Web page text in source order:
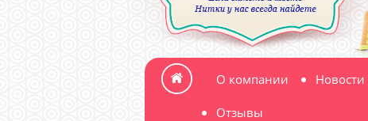
О компании Новости
Отзывы